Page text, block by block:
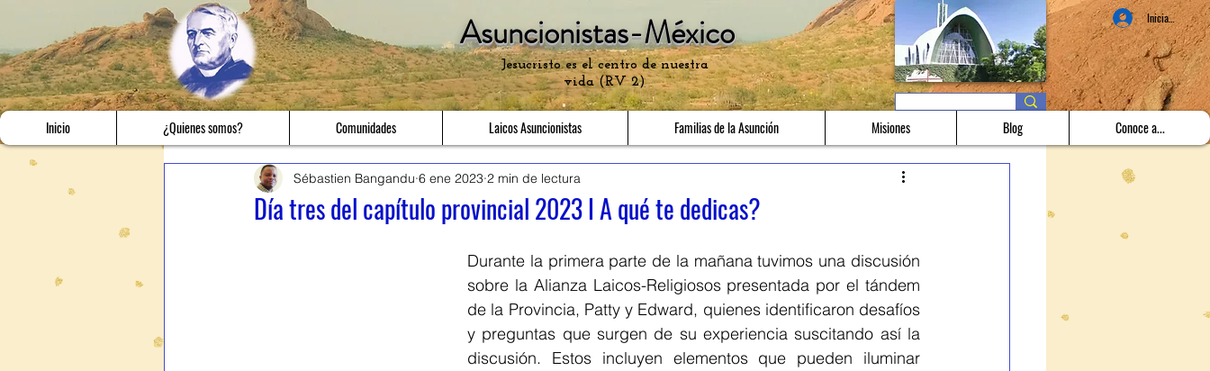
Asuncionistas-México
Jesucristo es el centro de nuestra
vida (RV 2)
Inicio ¿Quienes somos? Comunidades Laicos Asuncionistas Familias de la Asunción Misiones Blog Conoce a...
Iniciar sesión
Día tres del capítulo provincial 2023 I A qué te dedicas?
Sébastien Bangandu 6 ene 2023 2 min de lectura
Durante la primera parte de la mañana tuvimos una discusión
sobre la Alianza Laicos-Religiosos presentada por el tándem
de la Provincia, Patty y Edward, quienes identificaron desafíos
y preguntas que surgen de su experiencia suscitando así la
discusión. Estos incluyen elementos que pueden iluminar